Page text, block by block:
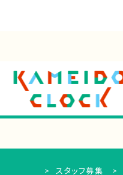
スタッフ募集